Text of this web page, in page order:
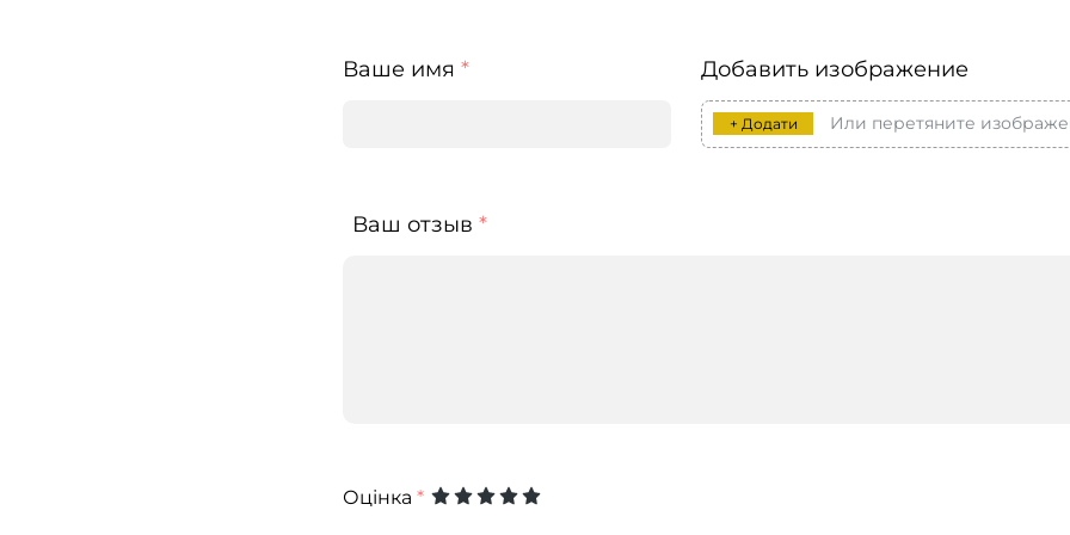
Ваше имя * Добавить изображение
+ Додати Или перетяните
Ваш отзыв *
Оцінка *